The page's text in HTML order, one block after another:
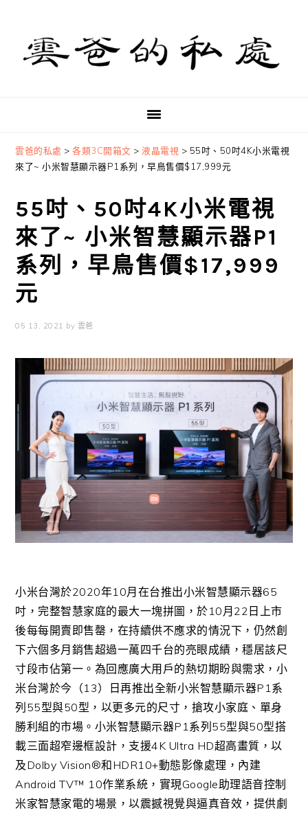
primary
navigation
content
primary
sidebar
雲爸的私處 >各類3C開箱文 >液晶電視 > 55吋、50吋4K小米電視
來了~ 小米智慧顯示器P1系列，早鳥售價$17,999元
55吋、50吋4K小米電視
來了~ 小米智慧顯示器P1
系列，早鳥售價$17,999
元
05 13, 2021 by 雲爸
小米台灣於2020年10月在台推出小米智慧顯示器65
吋，完整智慧家庭的最大一塊拼圖，於10月22日上市
後每每開賣即售罄，在持續供不應求的情況下，仍然創
下六個多月銷售超過一萬四千台的亮眼成績，穩居該尺
寸段市佔第一。為回應廣大用戶的熱切期盼與需求，小
米台灣於今（13）日再推出全新小米智慧顯示器P1系
列55型與50型，以更多元的尺寸，搶攻小家庭、單身
勝利組的市場。小米智慧顯示器P1系列55型與50型搭
載三面超窄邊框設計，支援4K Ultra HD超高畫質，以
及Dolby Vision®和HDR10+動態影像處理，內建
Android TV™ 10作業系統，實現Google助理語音控制
米家智慧家電的場景，以震撼視覺與逼真音效，提供劇